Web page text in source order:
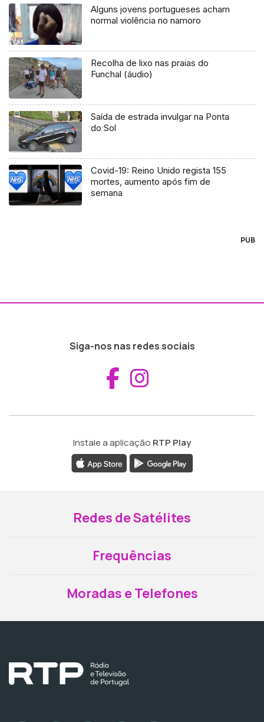
Alguns jovens portugueses acham
normal violência no namoro
Recolha de lixo nas praias do
Funchal (áudio)
Saída de estrada invulgar na Ponta
do Sol
Covid-19: Reino Unido regista 155
mortes, aumento após fim de
semana
PUB
Siga-nos nas redes sociais
Aceder ao
Instale a aplicação RTP Play
Redes de Satélites
Frequências
Moradas e Telefones